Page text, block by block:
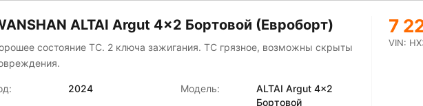
ALTAI Аrgut 4x2 Бортовой (Евроборт)
состояние ТС. 2 ключа зажигания. ТС грязное, возможны скрыты
2024 Модель:
ALTAI Аrgut 4x2
Бортовой
7
VIN: